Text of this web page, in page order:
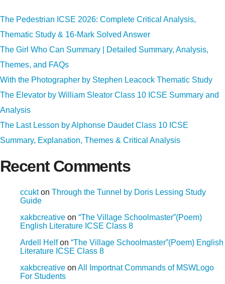
The Pedestrian ICSE 2026: Complete Critical Analysis,
Thematic Study & 16-Mark Solved Answer
The Girl Who Can Summary | Detailed Summary, Analysis,
Themes, and FAQs
With the Photographer by Stephen Leacock Thematic Study
The Elevator by William Sleator Class 10 ICSE Summary and
Analysis
The Last Lesson by Alphonse Daudet Class 10 ICSE
Summary, Explanation, Themes & Critical Analysis
Recent Comments
ccukton Through the Tunnel by Doris Lessing Study
Guide
xakbcreative on “The Village Schoolmaster”(Poem)
English Literature ICSE Class 8
Ardell Helfon “The Village Schoolmaster”(Poem) English
Literature ICSE Class 8
xakbcreative on All Importnat Commands of MSWLogo
For Students